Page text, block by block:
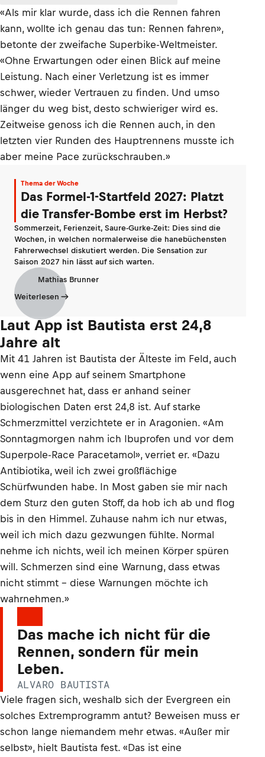
«Als mir klar wurde, dass ich die Rennen fahren
kann, wollte ich genau das tun: Rennen fahren»,
betonte der zweifache Superbike-Weltmeister.
«Ohne Erwartungen oder einen Blick auf meine
Leistung. Nach einer Verletzung ist es immer
schwer, wieder Vertrauen zu finden. Und umso
länger du weg bist, desto schwieriger wird es.
Zeitweise genoss ich die Rennen auch, in den
letzten vier Runden des Hauptrennens musste ich
aber meine Pace zurückschrauben.»
Thema der Woche
Das Formel-1-Startfeld 2027: Platzt
die Transfer-Bombe erst im Herbst?
Sommerzeit, Ferienzeit, Saure-Gurke-Zeit: Dies sind die
Wochen, in welchen normalerweise die hanebüchensten
Fahrerwechsel diskutiert werden. Die Sensation zur
Saison 2027 hin lässt auf sich warten.
Mathias Brunner
Weiterlesen
Laut App ist Bautista erst 24,8
Jahre alt
Mit 41 Jahren ist Bautista der Älteste im Feld, auch
wenn eine App auf seinem Smartphone
ausgerechnet hat, dass er anhand seiner
biologischen Daten erst 24,8 ist. Auf starke
Schmerzmittel verzichtete er in Aragonien. «Am
Sonntagmorgen nahm ich Ibuprofen und vor dem
Superpole-Race Paracetamol», verriet er. «Dazu
Antibiotika, weil ich zwei großflächige
Schürfwunden habe. In Most gaben sie mir nach
dem Sturz den guten Stoff, da hob ich ab und flog
bis in den Himmel. Zuhause nahm ich nur etwas,
weil ich mich dazu gezwungen fühlte. Normal
nehme ich nichts, weil ich meinen Körper spüren
will. Schmerzen sind eine Warnung, dass etwas
nicht stimmt – diese Warnungen möchte ich
wahrnehmen.»
Das mache ich nicht für die
Rennen, sondern für mein
Leben.
ALVARO BAUTISTA
Viele fragen sich, weshalb sich der Evergreen ein
solches Extremprogramm antut? Beweisen muss er
schon lange niemandem mehr etwas. «Außer mir
selbst», hielt Bautista fest. «Das ist eine